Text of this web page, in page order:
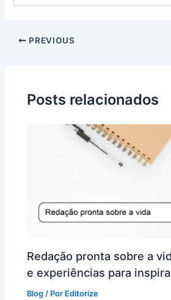
PREVIOUS
Posts relacionados
Redação pronta sobre a
e experiências para
Blog / Por Editorize